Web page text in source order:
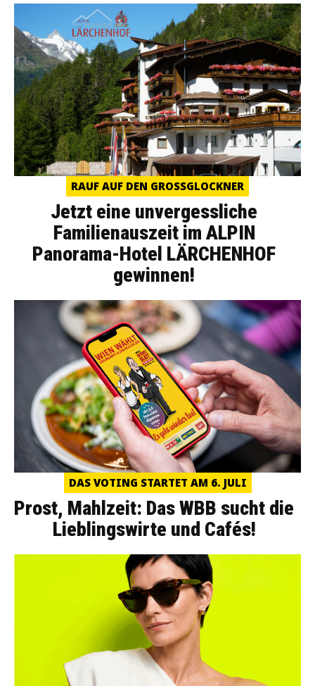
RAUF AUF DEN GROSSGLOCKNER
Jetzt eine unvergessliche
Familienauszeit im ALPIN
Panorama-Hotel LÄRCHENHOF
gewinnen!
DAS VOTING STARTET AM 6. JULI
Prost, Mahlzeit: Das WBB sucht die
Lieblingswirte und Cafés!